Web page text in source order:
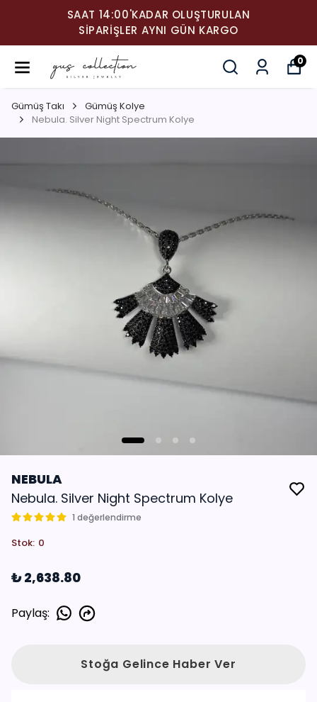
SAAT 14:00'KADAR OLUŞTURULAN
SIPARIŞLER AYNI GÜN KARGO
0
Gümüş Takı
Gümüş Kolye
Nebula. Silver Night Spectrum Kolye
NEBULA
Nebula. Silver Night Spectrum Kolye
1 değerlendirme
Stok: 0
₺ 2,638.80
Paylaş:
Stoğa Gelince Haber Ver